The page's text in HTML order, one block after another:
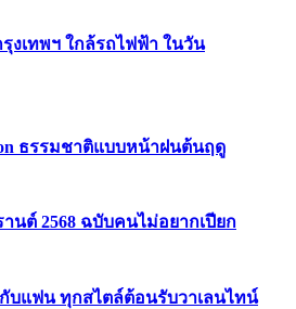
รุงเทพฯ ใกล้รถไฟฟ้า ในวัน
ธรรมชาติแบบหน้าฝนต้นฤดู️
านต์ 2568 ฉบับคนไม่อยากเปียก
บแฟน ทุกสไตล์ต้อนรับวาเลนไทน์